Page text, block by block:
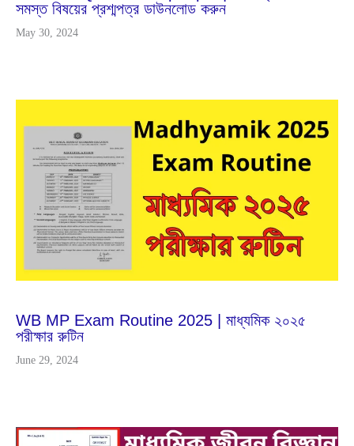
সমস্ত বিষয়ের প্রশ্মপত্র ডাউনলোড করুন
May 30, 2024
WB MP Exam Routine 2025 | মাধ্যমিক ২০২৫
পরীক্ষার রুটিন
June 29, 2024